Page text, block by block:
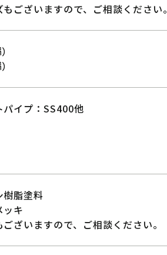
ございますので、ご相談ください。
イプ：SS400他
樹脂塗料
キ
ざいますので、ご相談ください。